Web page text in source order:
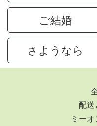
ご結婚
さようなら
配送
ミー